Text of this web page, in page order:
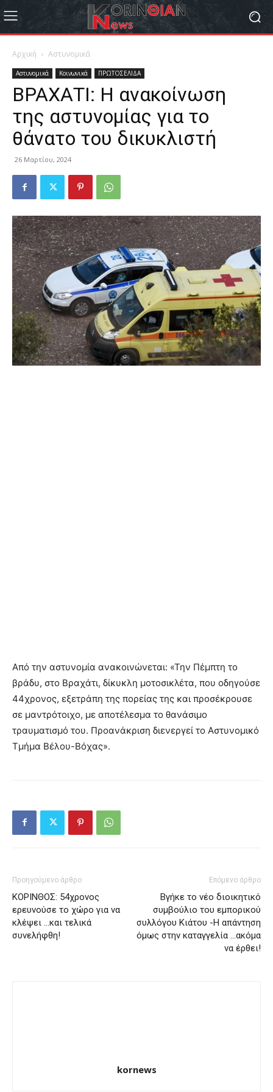
Αρχική Αστυνομικά
Αστυνομικά Κοινωνικά ΠΡΩΤΟΣΕΛΙΔΑ
ΒΡΑΧΑΤΙ: Η ανακοίνωση
της αστυνομίας για το
θάνατο του δικυκλιστή
26 Μαρτίου, 2024
Από την αστυνομία ανακοινώνεται: «Την Πέμπτη το
βράδυ, στο Βραχάτι, δίκυκλη μοτοσικλέτα, που οδηγούσε
44χρονος, εξετράπη της πορείας της και προσέκρουσε
σε μαντρότοιχο, με αποτέλεσμα το θανάσιμο
τραυματισμό του. Προανάκριση διενεργεί το Αστυνομικό
Τμήμα Βέλου-Βόχας».
Προηγούμενο άρθρο
ΚΟΡΙΝΘΟΣ: 54χρονος
ερευνούσε το χώρο για να
κλέψει …και τελικά
συνελήφθη!
Επόμενο άρθρο
Βγήκε το νέο διοικητικό
συμβούλιο του εμπορικού
συλλόγου Κιάτου -Η απάντηση
όμως στην καταγγελία …ακόμα
να έρθει!
kornews